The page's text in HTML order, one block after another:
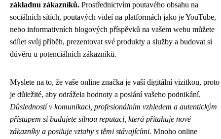
základnu zákazníků. Prostřednictvím poutavého obsahu na
sociálních sítích, poutavých videí na platformách jako je YouTube,
nebo informativních blogových příspěvků na vašem webu můžete
sdílet svůj příběh, prezentovat své produkty a služby a budovat si
důvěru u potenciálních zákazníků.
Myslete na to, že vaše online značka je vaší digitální vizitkou, proto
je důležité, aby odrážela hodnoty a poslání vašeho podnikání.
Důsledností v komunikaci, profesionálním vzhledem a autentickým
přístupem si budujete silnou reputaci, která přitahuje nové
zákazníky a posiluje vztahy s těmi stávajícími. Mnoho online